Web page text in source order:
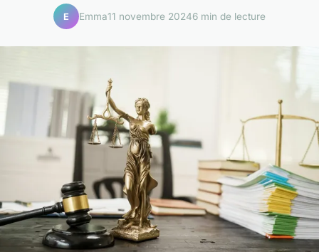
E Emma11 novembre 20246 min de lecture